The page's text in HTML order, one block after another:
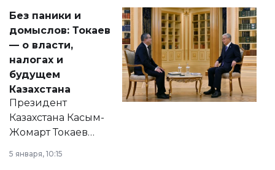
Без паники и
домыслов: Токаев
— о власти,
налогах и
будущем
Казахстана
Президент
Казахстана Касым-
Жомарт Токаев
сразу несколько
5 января, 10:15